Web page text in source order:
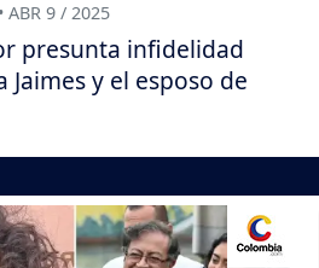
9 / 2025
presunta infidelidad
Jaimes y el esposo de